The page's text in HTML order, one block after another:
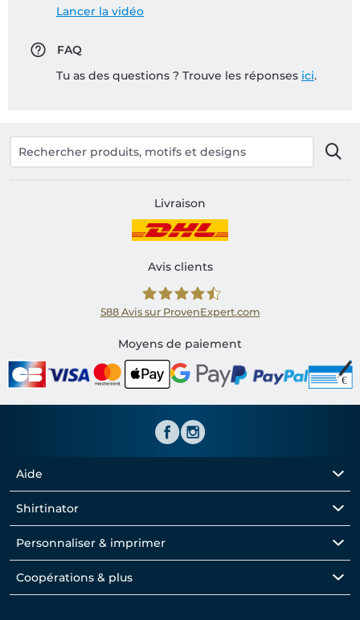
Lancer la vidéo
FAQ
Tu as des questions ? Trouve les réponses ici.
Livraison
Avis clients
Shirtinator FR
588 Avis sur ProvenExpert.com
Moyens de paiement
Aide
Shirtinator
Personnaliser & imprimer
Coopérations & plus